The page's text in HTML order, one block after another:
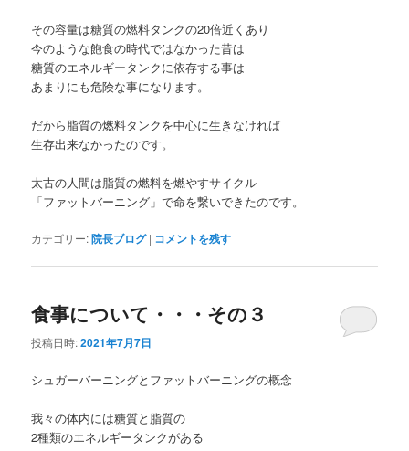
その容量は糖質の燃料タンクの20倍近くあり
今のような飽食の時代ではなかった昔は
糖質のエネルギータンクに依存する事は
あまりにも危険な事になります。
だから脂質の燃料タンクを中心に生きなければ
生存出来なかったのです。
太古の人間は脂質の燃料を燃やすサイクル
「ファットバーニング」で命を繋いできたのです。
カテゴリー:院長ブログ | コメントを残す
食事について・・・その３
投稿日時:2021年7月7日
シュガーバーニングとファットバーニングの概念
我々の体内には糖質と脂質の
2種類のエネルギータンクがある